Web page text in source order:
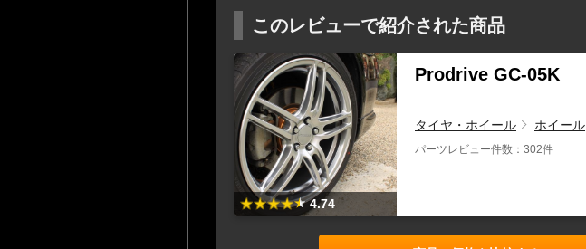
このレビューで紹介された商品
4.74
Prodrive GC-05K
タイヤ・ホイール ホイール
パーツレビュー件数：302件